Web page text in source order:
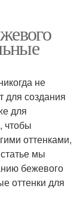
не
для создания
для
чтобы
оттенками,
мы
бежевого
оттенки для